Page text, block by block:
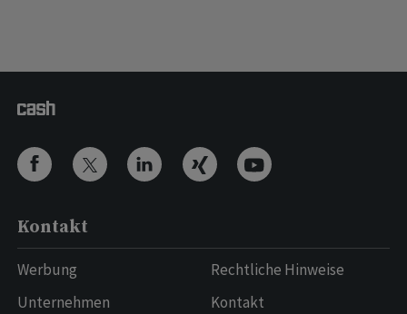
Kontakt
Werbung
Unternehmen
Rechtliche Hinweise
Kontakt